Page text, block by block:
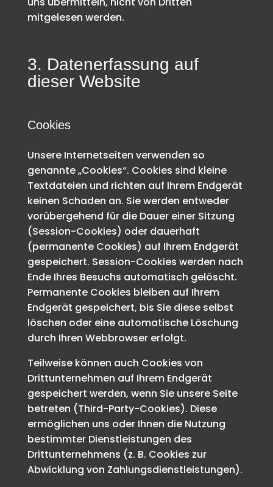
mitgelesen werden.
3. Datenerfassung auf
dieser Website
Cookies
Unsere Internetseiten verwenden so
genannte „Cookies“. Cookies sind kleine
Textdateien und richten auf Ihrem Endgerät
keinen Schaden an. Sie werden entweder
vorübergehend für die Dauer einer Sitzung
(Session-Cookies) oder dauerhaft
(permanente Cookies) auf Ihrem Endgerät
gespeichert. Session-Cookies werden nach
Ende Ihres Besuchs automatisch gelöscht.
Permanente Cookies bleiben auf Ihrem
Endgerät gespeichert, bis Sie diese selbst
löschen oder eine automatische Löschung
durch Ihren Webbrowser erfolgt.
Teilweise können auch Cookies von
Drittunternehmen auf Ihrem Endgerät
gespeichert werden, wenn Sie unsere Seite
betreten (Third-Party-Cookies). Diese
ermöglichen uns oder Ihnen die Nutzung
bestimmter Dienstleistungen des
Drittunternehmens (z. B. Cookies zur
Abwicklung von Zahlungsdienstleistungen).